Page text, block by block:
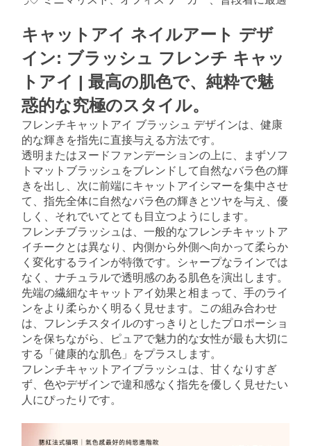
キャットアイ ネイルアート デザ
イン: ブラッシュ フレンチ キャッ
トアイ | 最高の肌色で、純粋で魅
惑的な究極のスタイル。
フレンチキャットアイ ブラッシュ デザインは、健康
的な輝きを指先に直接与える方法です。
透明またはヌードファンデーションの上に、まずソフ
トマットブラッシュをブレンドして自然なバラ色の輝
きを出し、次に前端にキャットアイシマーを集中させ
て、指先全体に自然なバラ色の輝きとツヤを与え、優
しく、それでいてとても目立つようにします。
フレンチブラッシュは、一般的なフレンチキャットア
イチークとは異なり、内側から外側へ向かって柔らか
く変化するラインが特徴です。シャープなラインでは
なく、ナチュラルで透明感のある肌色を演出します。
先端の繊細なキャットアイ効果と相まって、手のライ
ンをより柔らかく明るく見せます。この組み合わせ
は、フレンチスタイルのすっきりとしたプロポーショ
ンを保ちながら、ピュアで魅力的な女性が最も大切に
する「健康的な肌色」をプラスします。
フレンチキャットアイブラッシュは、甘くなりすぎ
ず、色やデザインで違和感なく指先を優しく見せたい
人にぴったりです。